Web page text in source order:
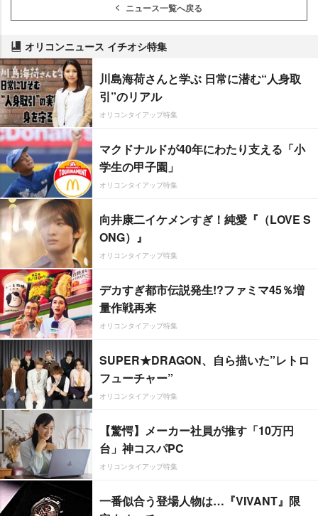
ニュース一覧へ戻る
オリコンニュース イチオシ特集
川島海荷さんと学ぶ 日常に潜む“人身取
引”のリアル
オリコンタイアップ特集
マクドナルドが40年にわたり支える「小
学生の甲子園」
オリコンタイアップ特集
向井康二イケメンすぎ！純愛『（LOVE S
ONG）』
オリコンタイアップ特集
デカすぎ都市伝説発生!?ファミマ45％増
量作戦再来
オリコンタイアップ特集
SUPER★DRAGON、自ら描いた”レトロ
フューチャー”
オリコンタイアップ特集
【驚愕】メーカー社員が推す「10万円
台」神コスパPC
オリコンタイアップ特集
一番似合う登場人物は…『VIVANT』限